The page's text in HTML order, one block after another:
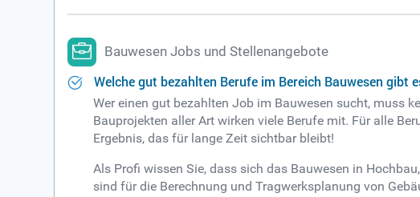
Bauwesen Jobs und Stellenangebote
Welche gut bezahlten Berufe im Bereich Bauwesen gibt
Wer einen gut bezahlten Job im Bauwesen sucht, muss
Bauprojekten aller Art wirken viele Berufe mit. Für alle
Ergebnis, das für lange Zeit sichtbar bleibt!
Als Profi wissen Sie, dass sich das Bauwesen in
sind für die Berechnung und Tragwerksplanung von